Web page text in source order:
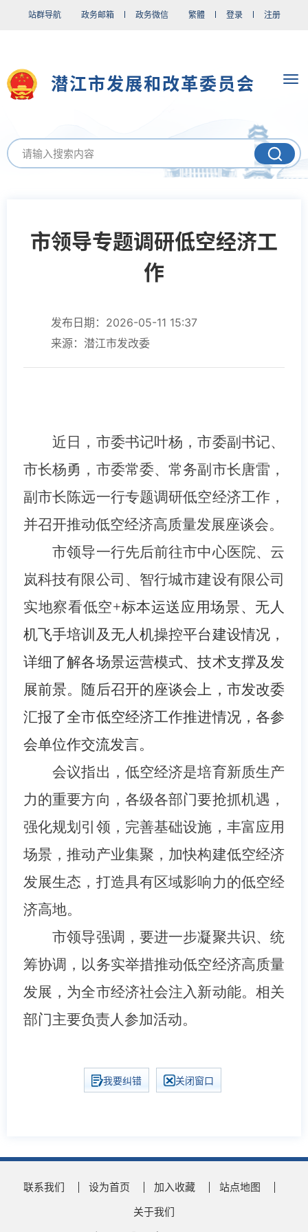
站群导航 政务邮箱 政务微信 繁體 登录 注册
潜江市发展和改革委员会
市领导专题调研低空经济工
作
发布日期：2026-05-11 15:37
来源：潜江市发改委
近日，市委书记叶杨，市委副书记、
市长杨勇，市委常委、常务副市长唐雷，
副市长陈远一行专题调研低空经济工作，
并召开推动低空经济高质量发展座谈会。
市领导一行先后前往市中心医院、云
岚科技有限公司、智行城市建设有限公司
实地察看低空+标本运送应用场景、无人
机飞手培训及无人机操控平台建设情况，
详细了解各场景运营模式、技术支撑及发
展前景。随后召开的座谈会上，市发改委
汇报了全市低空经济工作推进情况，各参
会单位作交流发言。
会议指出，低空经济是培育新质生产
力的重要方向，各级各部门要抢抓机遇，
强化规划引领，完善基础设施，丰富应用
场景，推动产业集聚，加快构建低空经济
发展生态，打造具有区域影响力的低空经
济高地。
市领导强调，要进一步凝聚共识、统
筹协调，以务实举措推动低空经济高质量
发展，为全市经济社会注入新动能。相关
部门主要负责人参加活动。
我要纠错 关闭窗口
联系我们 设为首页 加入收藏
站点地图
关于我们